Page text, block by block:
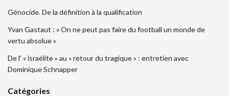
Génocide. De la définition à la qualification
Yvan Gastaut : « On ne peut pas faire du football un monde de
vertu absolue »
De l’ « israélite » au « retour du tragique » : entretien avec
Dominique Schnapper
Catégories